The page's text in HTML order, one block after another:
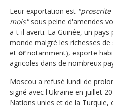
Leur exportation est
mois"sous peine d'amendes
a-t-il averti. La Guinée, un pays
monde malgré les richesses de
et ornotamment), exporte
agricoles dans de nombreux
Moscou a refusé lundi de
signé avec l'Ukraine en juillet
Nations unies et de la Turquie,